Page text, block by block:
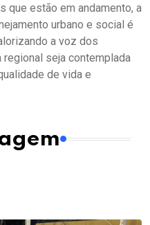
que estão em andamento, a
urbano e social é
a voz dos
seja contemplada
de vida e